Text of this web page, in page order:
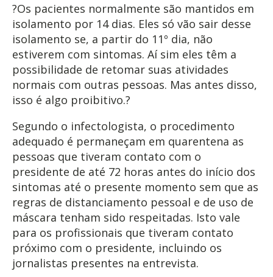
?Os pacientes normalmente são mantidos em
isolamento por 14 dias. Eles só vão sair desse
isolamento se, a partir do 11º dia, não
estiverem com sintomas. Aí sim eles têm a
possibilidade de retomar suas atividades
normais com outras pessoas. Mas antes disso,
isso é algo proibitivo.?
Segundo o infectologista, o procedimento
adequado é permaneçam em quarentena as
pessoas que tiveram contato com o
presidente de até 72 horas antes do início dos
sintomas até o presente momento sem que as
regras de distanciamento pessoal e de uso de
máscara tenham sido respeitadas. Isto vale
para os profissionais que tiveram contato
próximo com o presidente, incluindo os
jornalistas presentes na entrevista.